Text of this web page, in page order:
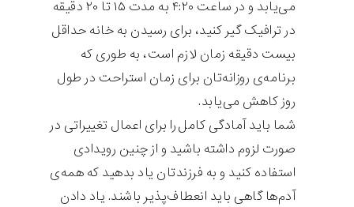
می‌یابد و در ساعت ۴:۲۰ به مدت ۱۵ تا ۲۰ دقیقه
در ترافیک گیر کنید، برای رسیدن به خانه حداقل
بیست دقیقه زمان لازم است، به طوری که
برنامه‌ی روزانه‌تان برای زمان استراحت در طول
روز کاهش می‌یابد.
شما باید آمادگی کامل را برای اعمال تغییراتی در
صورت لزوم داشته باشید و از چنین رویدادی
استفاده کنید و به فرزندتان یاد بدهید که همه‌ی
آدم‌ها گاهی باید انعطاف‌پذیر باشند. یاد دادن